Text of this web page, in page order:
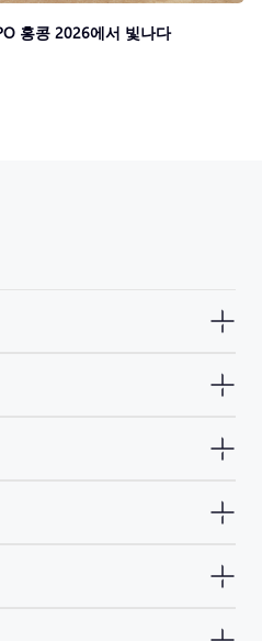
홍콩 2026에서 빛나다